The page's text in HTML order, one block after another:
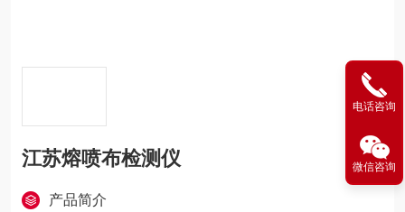
江苏熔喷布检测仪
产品简介
电话咨询
微信咨询